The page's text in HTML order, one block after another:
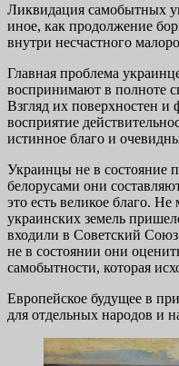
Ликвидация самобытных
иное, как продолжение
внутри несчастного
Главная проблема
воспринимают в полноте
Взгляд их поверхностен и
восприятие
истинное благо и
Украинцы не в состояние
белорусами они
это есть великое благо.
украинских земель
входили в Советский
не в состоянии они
самобытности, которая
Европейское будущее в
для отдельных народов и